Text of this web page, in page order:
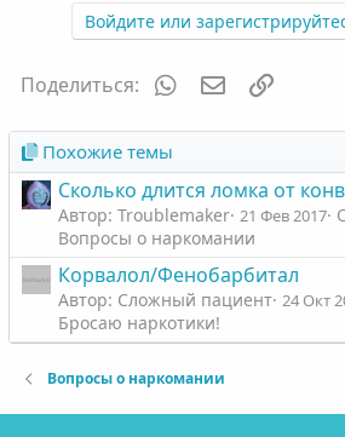
з
т
в
н
ы
й
г
о
л
о
Войдите или
Поделиться: WhatsApp
Похожие темы
Сколько длится ломка от
Автор: Troublemaker 21 Фев 2017
Вопросы о наркомании
Корвалол/Фенобарбитал
Автор: Сложный пациент 24 Окт
Бросаю наркотики!
Вопросы о наркомании